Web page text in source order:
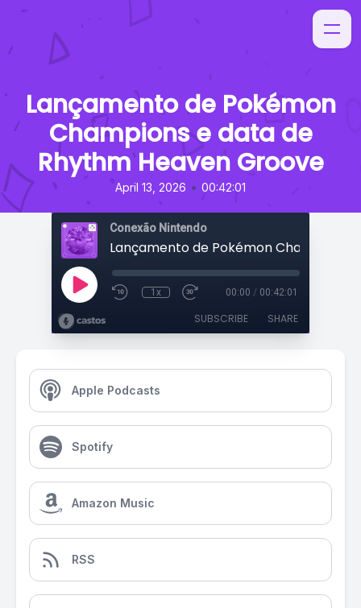
Lançamento de Pokémon
Champions e data de
Rhythm Heaven Groove
April 13, 2026 • 00:42:01
Conexão Nintendo
1x 00:00 / 00:42:01
SUBSCRIBE SHARE
Apple Podcasts
Spotify
Amazon Music
RSS